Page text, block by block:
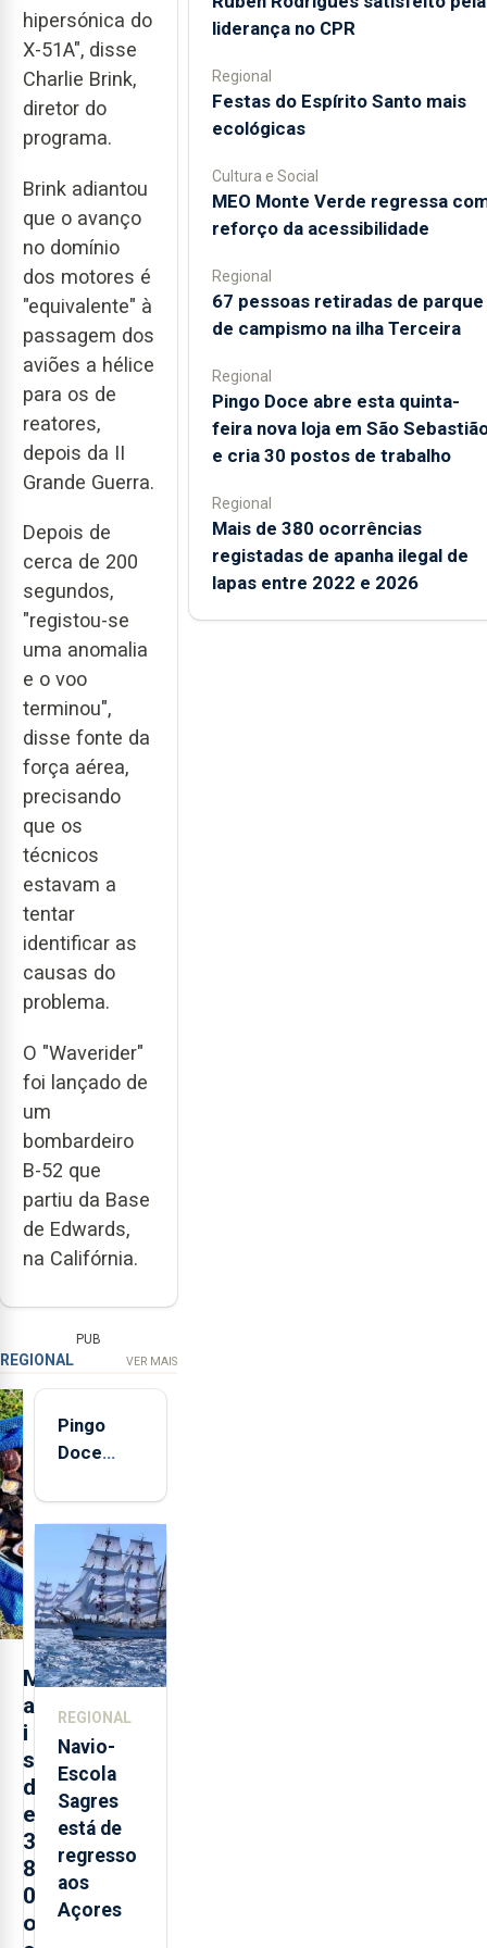
hipersónica do
X-51A", disse
Charlie Brink,
diretor do
programa.
Brink adiantou
que o avanço
no domínio
dos motores é
"equivalente" à
passagem dos
aviões a hélice
para os de
reatores,
depois da II
Grande Guerra.
Depois de
cerca de 200
segundos,
"registou-se
uma anomalia
e o voo
terminou",
disse fonte da
força aérea,
precisando
que os
técnicos
estavam a
tentar
identificar as
causas do
problema.
O "Waverider"
foi lançado de
um
bombardeiro
B-52 que
partiu da Base
de Edwards,
na Califórnia.
PUB
REGIONAL VER MAIS
M
a
i
s
d
e
3
8
0
o
Pingo
Doce
quinta-
feira nova
loja em
São
Sebastião
e cria 30
postos de
REGIONAL
Navio-
Escola
Sagres
está de
regresso
aos
Açores
liderança no CPR
Regional
Festas do Espírito Santo mais
ecológicas
Cultura e Social
MEO Monte Verde regressa
reforço da acessibilidade
Regional
67 pessoas retiradas de parque
de campismo na ilha Terceira
Regional
Pingo Doce abre esta quinta-
feira nova loja em São
e cria 30 postos de trabalho
Regional
Mais de 380 ocorrências
registadas de apanha ilegal de
lapas entre 2022 e 2026